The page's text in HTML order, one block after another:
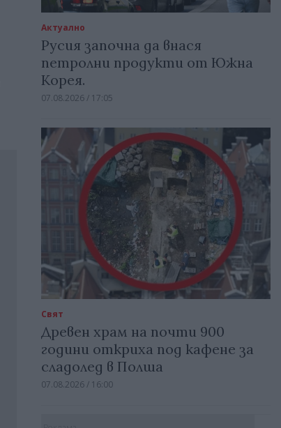
Актуално
Русия започна да внася
петролни продукти от Южна
Корея.
07.08.2026 / 17:05
Свят
Древен храм на почти 900
години откриха под кафене за
сладолед в Полша
07.08.2026 / 16:00